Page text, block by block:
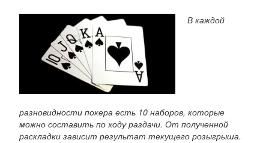
В каждой
разновидности покера есть 10 наборов, которые
можно составить по ходу раздачи. От полученной
раскладки зависит результат текущего розыгрыша.